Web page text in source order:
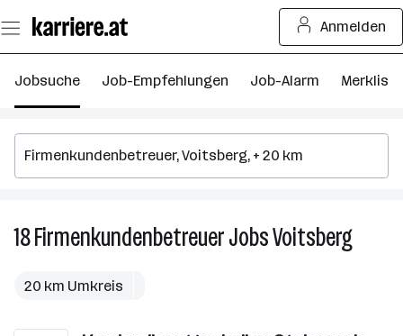
Seiteninhalt
springen
Anmelden
Jobsuche Job-Empfehlungen Job-Alarm Merkliste
18FirmenkundenbetreuerJobsVoitsberg18
20 km Umkreis